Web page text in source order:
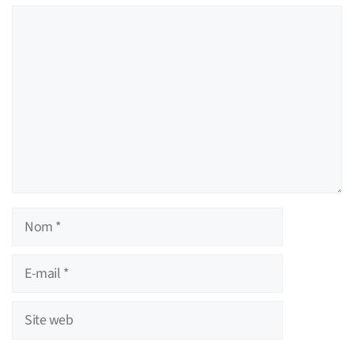
Nom
Site
web